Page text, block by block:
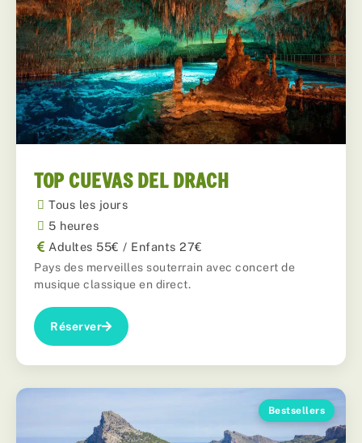
TOP CUEVAS DEL DRACH
Tous les jours
5 heures
Adultes 55€ / Enfants 27€
Pays des merveilles souterrain avec concert de
musique classique en direct.
Réserver
Bestsellers